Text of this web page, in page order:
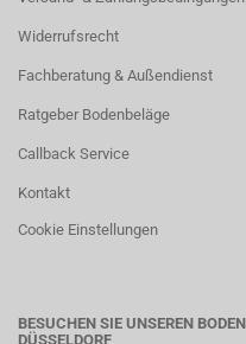
Widerrufsrecht
Fachberatung & Außendienst
Ratgeber Bodenbeläge
Callback Service
Kontakt
Cookie Einstellungen
BESUCHEN SIE UNSEREN
DÜSSELDORF